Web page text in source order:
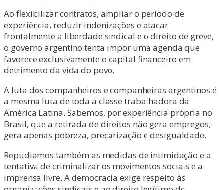
Ao flexibilizar contratos, ampliar o período de
experiência, reduzir indenizações e atacar
frontalmente a liberdade sindical e o direito de greve,
o governo argentino tenta impor uma agenda que
favorece exclusivamente o capital financeiro em
detrimento da vida do povo.
A luta dos companheiros e companheiras argentinos é
a mesma luta de toda a classe trabalhadora da
América Latina. Sabemos, por experiência própria no
Brasil, que a retirada de direitos não gera empregos;
gera apenas pobreza, precarização e desigualdade.
Repudiamos também as medidas de intimidação e a
tentativa de criminalizar os movimentos sociais e a
imprensa livre. A democracia exige respeito às